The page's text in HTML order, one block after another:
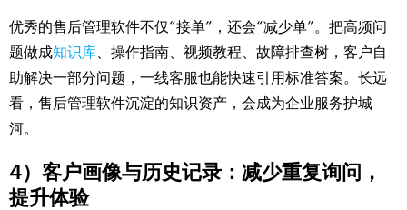
优秀的售后管理软件不仅“接单”，还会“减少单”。把高频问
题做成知识库、操作指南、视频教程、故障排查树，客户自
助解决一部分问题，一线客服也能快速引用标准答案。长远
看，售后管理软件沉淀的知识资产，会成为企业服务护城
河。
4）客户画像与历史记录：减少重复询问，
提升体验